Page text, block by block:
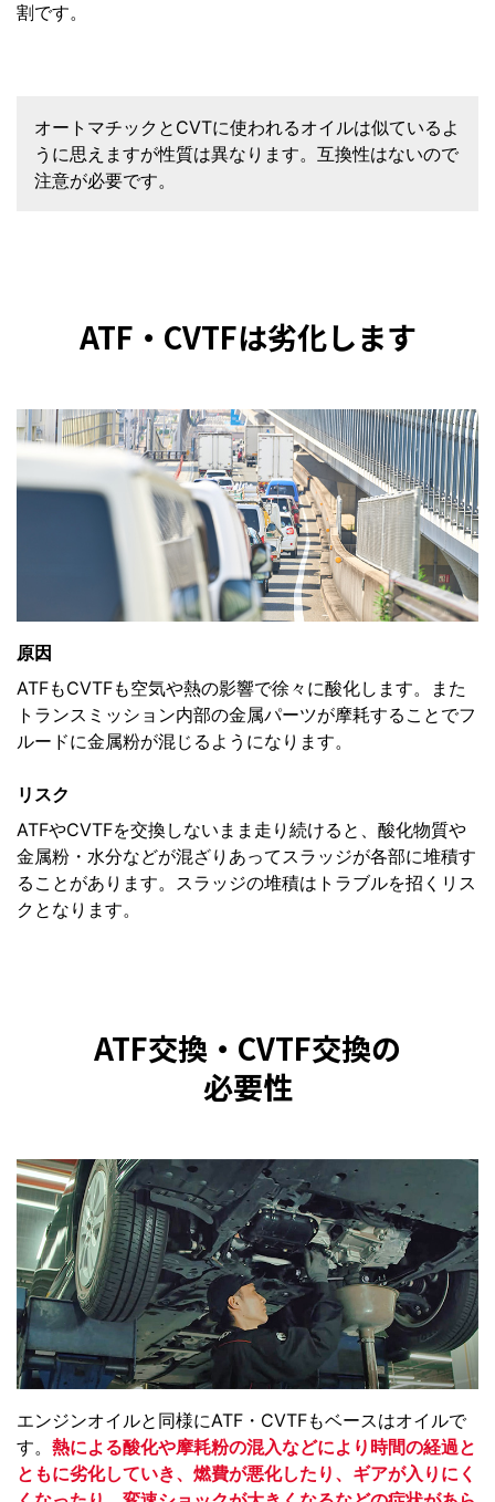
割です。
オートマチックとCVTに使われるオイルは似ているよ
うに思えますが性質は異なります。互換性はないので
注意が必要です。
ATF・CVTFは劣化します
原因
ATFもCVTFも空気や熱の影響で徐々に酸化します。また
トランスミッション内部の金属パーツが摩耗することでフ
ルードに金属粉が混じるようになります。
リスク
ATFやCVTFを交換しないまま走り続けると、酸化物質や
金属粉・水分などが混ざりあってスラッジが各部に堆積す
ることがあります。スラッジの堆積はトラブルを招くリス
クとなります。
ATF交換・CVTF交換の
必要性
エンジンオイルと同様にATF・CVTFもベースはオイルで
す。 熱による酸化や摩耗粉の混入などにより時間の経過と
ともに劣化していき、燃費が悪化したり、ギアが入りにく